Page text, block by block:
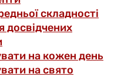
складності
досвідчених
на кожен день
на свято